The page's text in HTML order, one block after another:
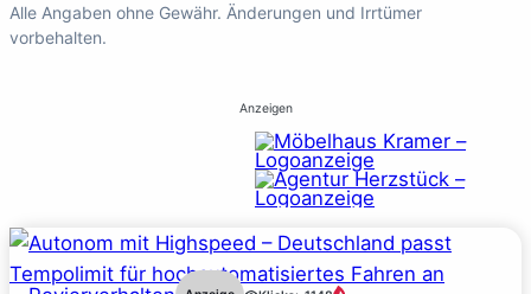
Alle Angaben ohne Gewähr. Änderungen und Irrtümer
vorbehalten.
Anzeigen